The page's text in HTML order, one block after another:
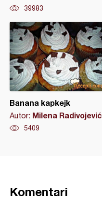
39983
Banana kapkejk
Autor: Milena Radivojević
5409
Komentari